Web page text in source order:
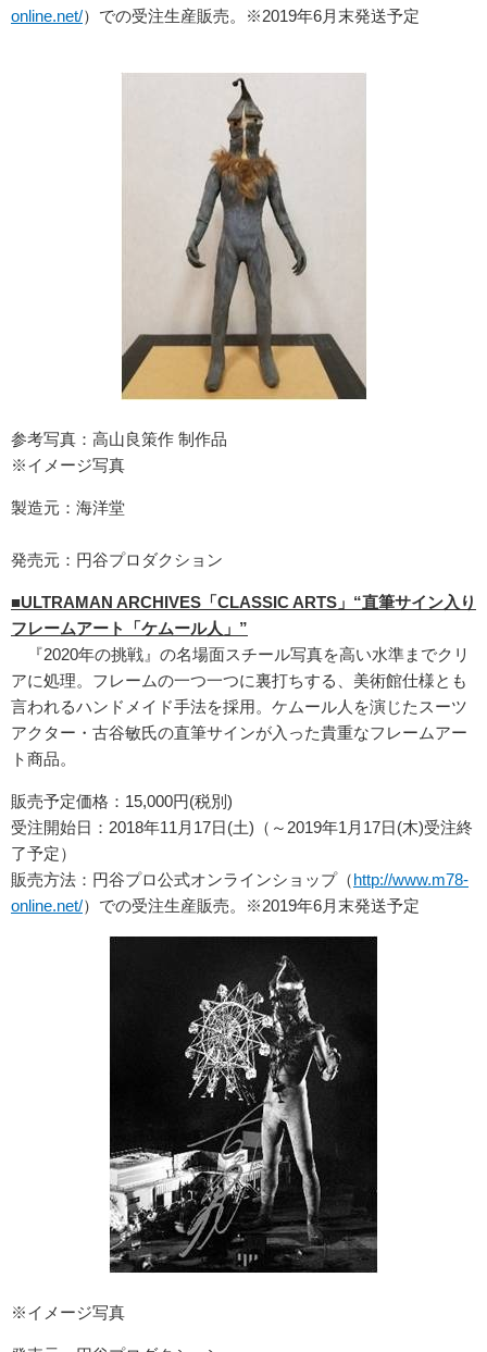
online.net/）での受注生産販売。※2019年6月末発送予定
参考写真：高山良策作 制作品
※イメージ写真
製造元：海洋堂
発売元：円谷プロダクション
■ULTRAMAN ARCHIVES「CLASSIC ARTS」“直筆サイン入り
フレームアート「ケムール人」”
『2020年の挑戦』の名場面スチール写真を高い水準までクリ
アに処理。フレームの一つ一つに裏打ちする、美術館仕様とも
言われるハンドメイド手法を採用。ケムール人を演じたスーツ
アクター・古谷敏氏の直筆サインが入った貴重なフレームアー
ト商品。
販売予定価格：15,000円(税別)
受注開始日：2018年11月17日(土)（～2019年1月17日(木)受注終
了予定）
販売方法：円谷プロ公式オンラインショップ（http://www.m78-
online.net/）での受注生産販売。※2019年6月末発送予定
※イメージ写真